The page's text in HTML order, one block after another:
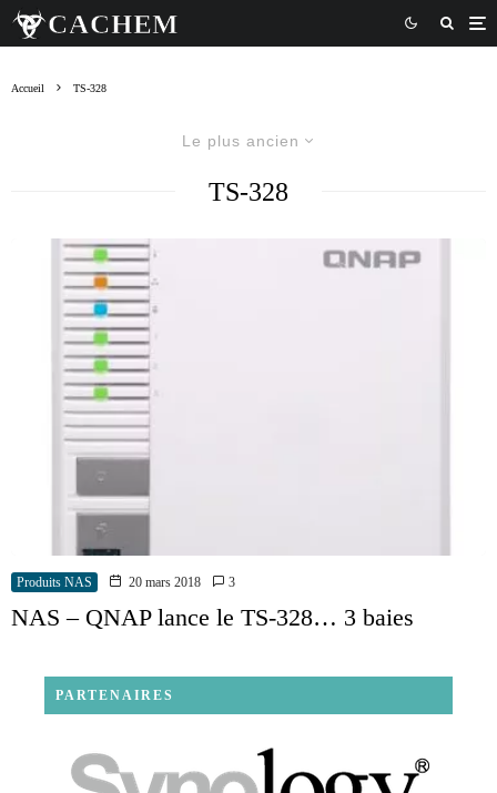
Accueil TS-328
Le plus ancien
TS-328
Produits NAS 20 mars 2018 3
NAS – QNAP lance le TS-328… 3 baies
PARTENAIRES